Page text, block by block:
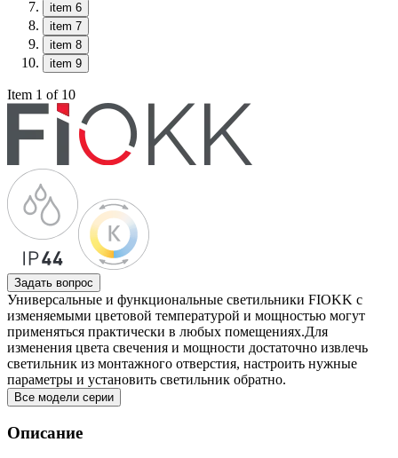
item 6
item 7
item 8
item 9
Item 1 of 10
Задать вопрос
Универсальные и функциональные светильники FIOKK с
изменяемыми цветовой температурой и мощностью могут
применяться практически в любых помещениях.Для
изменения цвета свечения и мощности достаточно извлечь
светильник из монтажного отверстия, настроить нужные
параметры и установить светильник обратно.
Все модели серии
Описание